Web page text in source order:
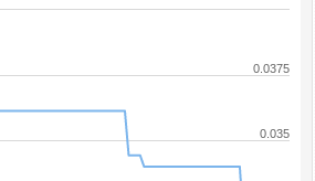
0.035
0.0375